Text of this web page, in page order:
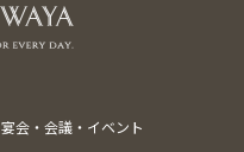
宴会・会議・イベント